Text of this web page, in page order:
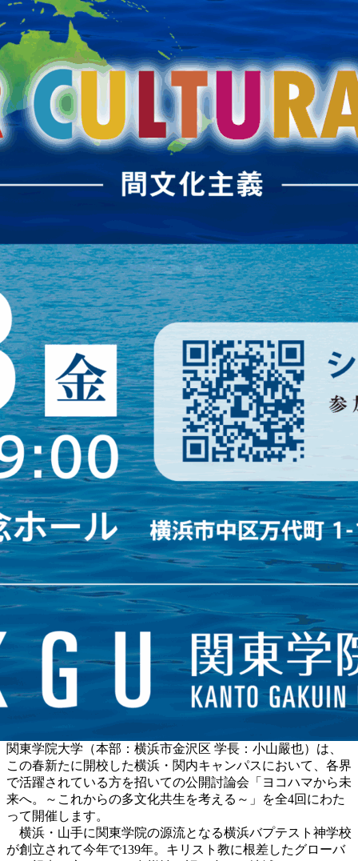
関東学院大学（本部：横浜市金沢区 学長：小山嚴也）は、
この春新たに開校した横浜・関内キャンパスにおいて、各界
で活躍されている方を招いての公開討論会「ヨコハマから未
来へ。～これからの多文化共生を考える～」を全4回にわた
って開催します。
横浜・山手に関東学院の源流となる横浜バプテスト神学校
が創立されて今年で139年。 キリスト教に根差したグローバ